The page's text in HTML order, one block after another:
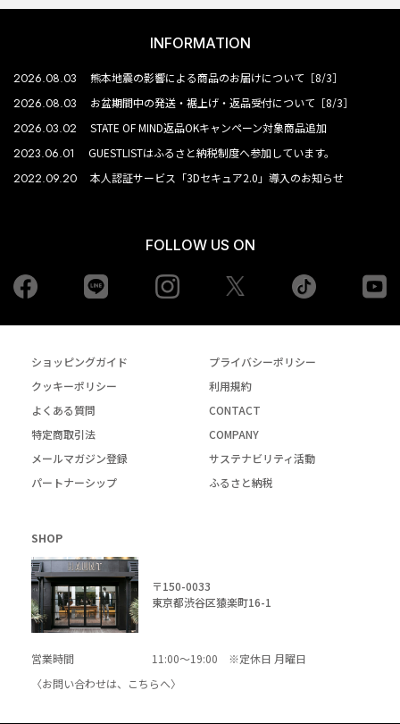
INFORMATION
2026.08.03 熊本地震の影響による商品のお届けについて［8/3］
2026.08.03 お盆期間中の発送・裾上げ・返品受付について［8/3］
2026.03.02 STATE OF MIND返品OKキャンペーン対象商品追加
2023.06.01 GUESTLISTはふるさと納税制度へ参加しています。
2022.09.20 本人認証サービス「3Dセキュア2.0」導入のお知らせ
FOLLOW US ON
Facebook Instagram tiktok
ショッピングガイド
プライバシーポリシー
クッキーポリシー
利用規約
よくある質問
CONTACT
特定商取引法
COMPANY
メールマガジン登録
サステナビリティ活動
パートナーシップ
ふるさと納税
SHOP
〒150-0033
東京都渋谷区猿楽町16-1
営業時間
11:00～19:00 ※定休日 月曜日
〈お問い合わせは、
こちらへ〉